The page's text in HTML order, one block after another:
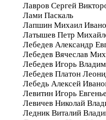
Лавров Сергей
Лами Паскаль
Лапшин Михаил
Латышев Петр
Лебедев Александр
Лебедев Вячеслав
Лебедев Игорь
Лебедев Платон
Лебедь Алексей
Левитин Игорь
Левичев Николай
Ледник Виталий